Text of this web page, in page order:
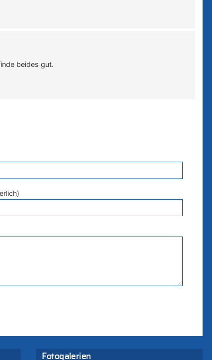
beides gut.
Fotogalerien